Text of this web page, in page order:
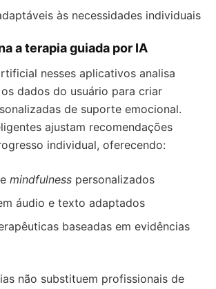
às necessidades individuais
a terapia guiada por IA
nesses aplicativos analisa
dados do usuário para criar
de suporte emocional.
ajustam recomendações
individual, oferecendo:
mindfulness personalizados
áudio e texto adaptados
baseadas em evidências
não substituem profissionais de